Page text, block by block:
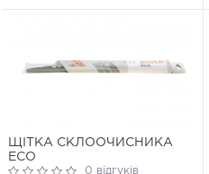
ЩІТКА СКЛООЧИСНИКА
ECO
0 відгуків